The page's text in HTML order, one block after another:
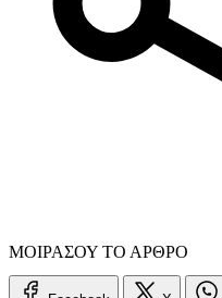
ΜΟΙΡΑΣΟΥ ΤΟ ΑΡΘΡΟ